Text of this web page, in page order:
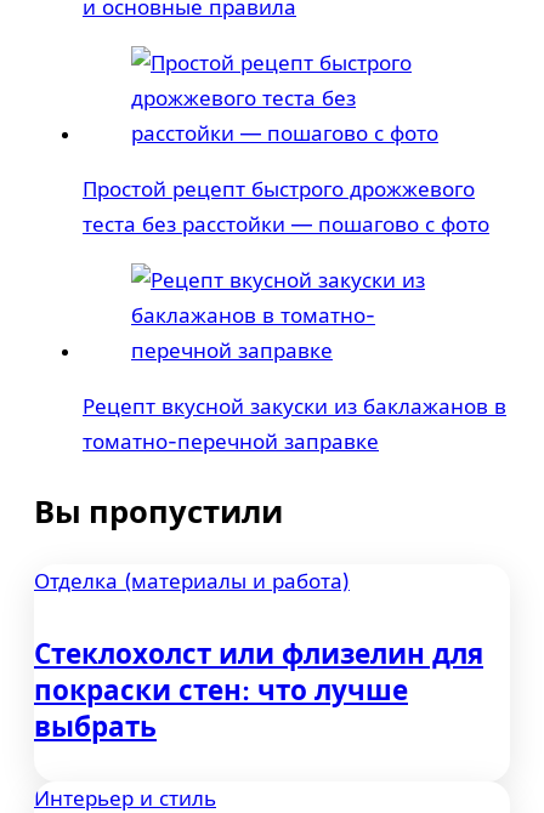
и основные правила
Простой рецепт быстрого дрожжевого
теста без расстойки — пошагово с фото
Рецепт вкусной закуски из баклажанов в
томатно-перечной заправке
Вы пропустили
Отделка (материалы и работа)
Стеклохолст или флизелин для
покраски стен: что лучше
выбрать
Интерьер и стиль